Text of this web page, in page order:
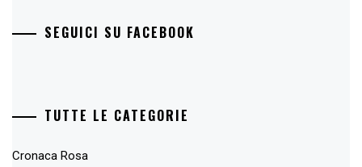
SEGUICI SU FACEBOOK
TUTTE LE CATEGORIE
Cronaca Rosa